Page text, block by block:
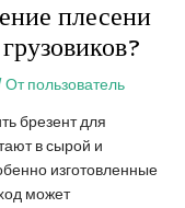
плесени
Отпользователь
брезент для
в сырой и
изготовленные
может